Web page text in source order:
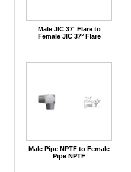
Male JIC 37° Flare to
Female JIC 37° Flare
Male Pipe NPTF to Female
Pipe NPTF